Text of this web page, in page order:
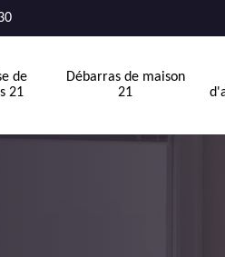
de
21
Débarras de maison
21